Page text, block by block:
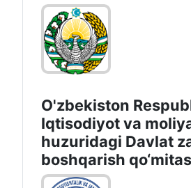
O'zbekiston
Iqtisodiyot va
huzuridаgi Dаvlаt
boshqаrish